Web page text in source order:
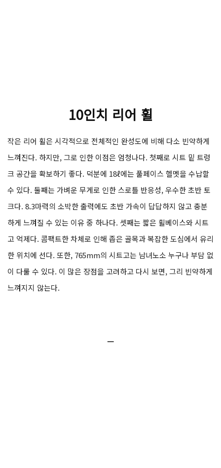
10인치 리어 휠
작은 리어 휠은 시각적으로 전체적인 완성도에 비해 다소 빈약하게
느껴진다. 하지만, 그로 인한 이점은 엄청나다. 첫째로 시트 밑 트렁
크 공간을 확보하기 좋다. 덕분에 18ℓ에는 풀페이스 헬멧을 수납할
수 있다. 둘째는 가벼운 무게로 인한 스로틀 반응성, 우수한 초반 토
크다. 8.3마력의 소박한 출력에도 초반 가속이 답답하지 않고 충분
하게 느껴질 수 있는 이유 중 하나다. 셋째는 짧은 휠베이스와 시트
고 억제다. 콤팩트한 차체로 인해 좁은 골목과 복잡한 도심에서 유리
한 위치에 선다. 또한, 765mm의 시트고는 남녀노소 누구나 부담 없
이 다룰 수 있다. 이 많은 장점을 고려하고 다시 보면, 그리 빈약하게
느껴지지 않는다.
ㅡ